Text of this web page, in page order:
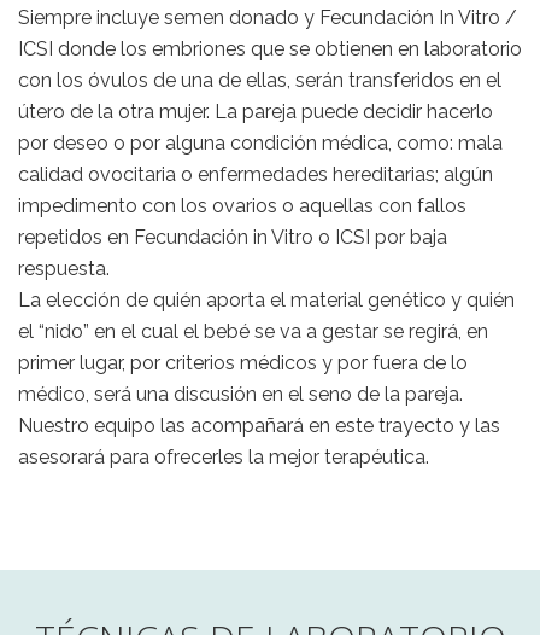
Siempre incluye semen donado y Fecundación In Vitro /
ICSI donde los embriones que se obtienen en laboratorio
con los óvulos de una de ellas, serán transferidos en el
útero de la otra mujer. La pareja puede decidir hacerlo
por deseo o por alguna condición médica, como: mala
calidad ovocitaria o enfermedades hereditarias; algún
impedimento con los ovarios o aquellas con fallos
repetidos en Fecundación in Vitro o ICSI por baja
respuesta.
La elección de quién aporta el material genético y quién
el “nido” en el cual el bebé se va a gestar se regirá, en
primer lugar, por criterios médicos y por fuera de lo
médico, será una discusión en el seno de la pareja.
Nuestro equipo las acompañará en este trayecto y las
asesorará para ofrecerles la mejor terapéutica.